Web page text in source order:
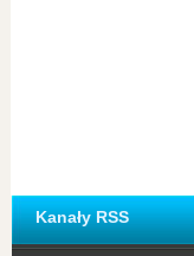
Kanały RSS